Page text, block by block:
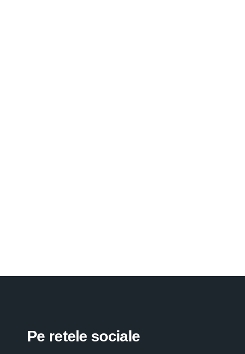
Pe retele sociale